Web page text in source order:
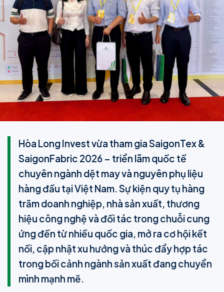
Hòa Long Invest vừa tham gia SaigonTex &
SaigonFabric 2026 – triển lãm quốc tế
chuyên ngành dệt may và nguyên phụ liệu
hàng đầu tại Việt Nam. Sự kiện quy tụ hàng
trăm doanh nghiệp, nhà sản xuất, thương
hiệu công nghệ và đối tác trong chuỗi cung
ứng đến từ nhiều quốc gia, mở ra cơ hội kết
nối, cập nhật xu hướng và thúc đẩy hợp tác
trong bối cảnh ngành sản xuất đang chuyển
mình mạnh mẽ.